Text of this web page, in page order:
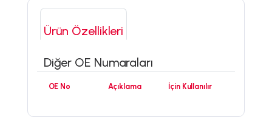
Ürün Özellikleri
Diğer OE Numaraları
OE No Açıklama İçin Kullanılır